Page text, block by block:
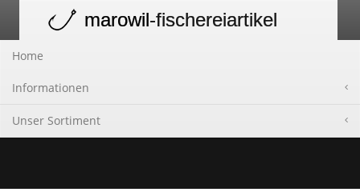
navigation
marowil-fischereiartikel
Home
Informationen
Unser Sortiment